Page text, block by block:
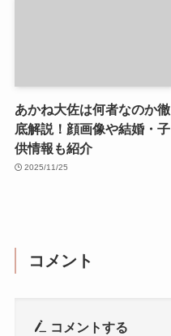
あかね大佐は何者なのか徹
底解説！顔画像や結婚・子
供情報も紹介
2025/11/25
コメント
コメントする